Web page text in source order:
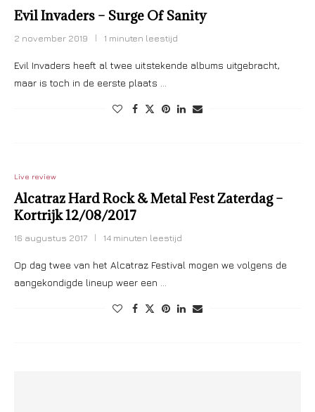
Evil Invaders – Surge Of Sanity
2 november 2019 1 minuten leestijd
Evil Invaders heeft al twee uitstekende albums uitgebracht,
maar is toch in de eerste plaats …
Live review
Alcatraz Hard Rock & Metal Fest Zaterdag –
Kortrijk 12/08/2017
16 augustus 2017 14 minuten leestijd
Op dag twee van het Alcatraz Festival mogen we volgens de
aangekondigde lineup weer een …